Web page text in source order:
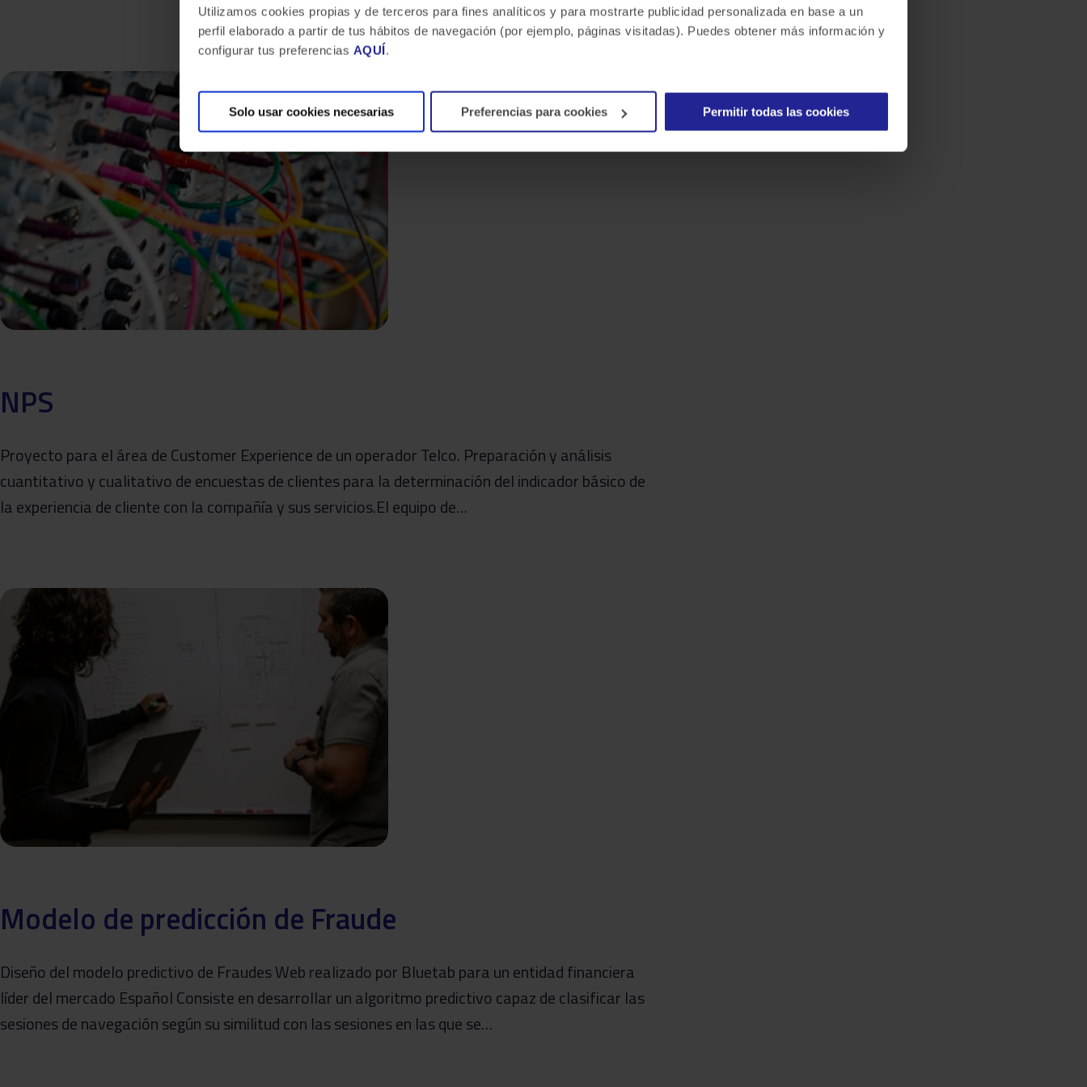
Utilizamos cookies propias y de terceros para fines analíticos y para mostrarte publicidad personalizada en base a un
perfil elaborado a partir de tus hábitos de navegación (por ejemplo, páginas visitadas). Puedes obtener más información y
configurar tus preferencias AQUÍ.
Solo usar cookies necesarias Preferencias para cookies Permitir todas las cookies
NPS
Proyecto para el área de Customer Experience de un operador Telco. Preparación y análisis
cuantitativo y cualitativo de encuestas de clientes para la determinación del indicador básico de
la experiencia de cliente con la compañía y sus servicios.El equipo de…
Modelo de predicción de Fraude
Diseño del modelo predictivo de Fraudes Web realizado por Bluetab para un entidad financiera
líder del mercado Español Consiste en desarrollar un algoritmo predictivo capaz de clasificar las
sesiones de navegación según su similitud con las sesiones en las que se…